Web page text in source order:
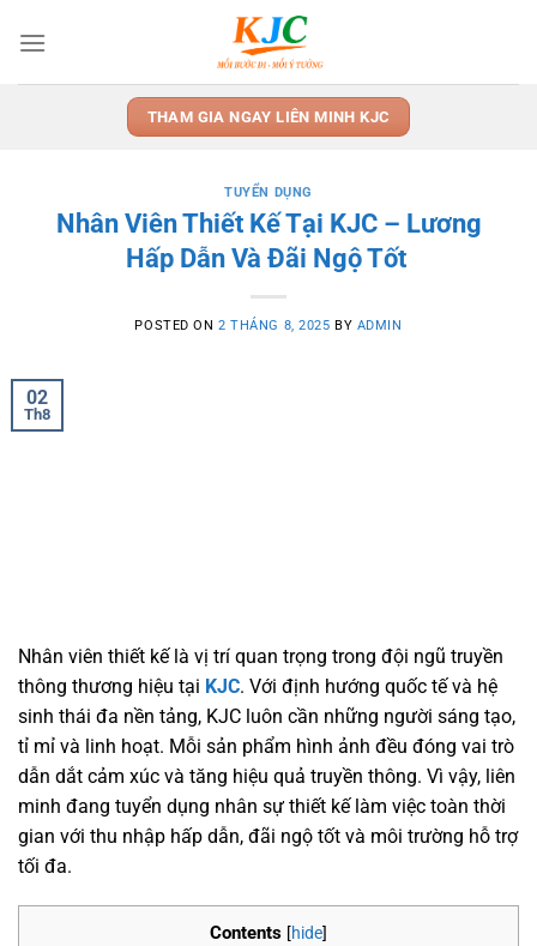
THAM GIA NGAY LIÊN MINH KJC
TUYỂN DỤNG
Nhân Viên Thiết Kế Tại KJC – Lương
Hấp Dẫn Và Đãi Ngộ Tốt
POSTED ON2 THÁNG 8, 2025 BY ADMIN
02
Th8
Nhân viên thiết kế là vị trí quan trọng trong đội ngũ truyền
thông thương hiệu tại KJC. Với định hướng quốc tế và hệ
sinh thái đa nền tảng, KJC luôn cần những người sáng tạo,
tỉ mỉ và linh hoạt. Mỗi sản phẩm hình ảnh đều đóng vai trò
dẫn dắt cảm xúc và tăng hiệu quả truyền thông. Vì vậy, liên
minh đang tuyển dụng nhân sự thiết kế làm việc toàn thời
gian với thu nhập hấp dẫn, đãi ngộ tốt và môi trường hỗ trợ
tối đa.
Contents [hide]